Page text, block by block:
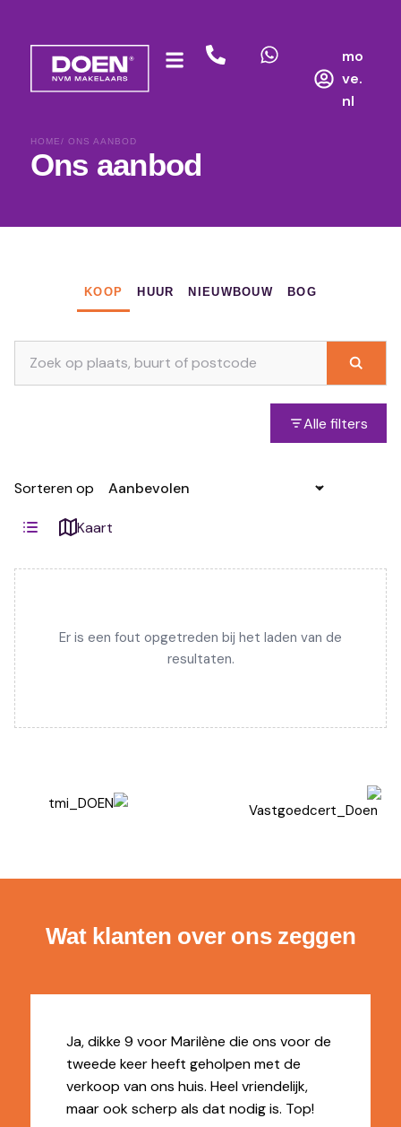
mo
ve.
nl
HOME/ ONS AANBOD
Ons aanbod
KOOP HUUR NIEUWBOUW BOG
Alle filters
Sorteren op
Kaart
Er is een fout opgetreden bij het laden van de
resultaten.
Wat klanten over ons zeggen
Ja, dikke 9 voor Marilène die ons voor de
tweede keer heeft geholpen met de
verkoop van ons huis. Heel vriendelijk,
maar ook scherp als dat nodig is. Top!